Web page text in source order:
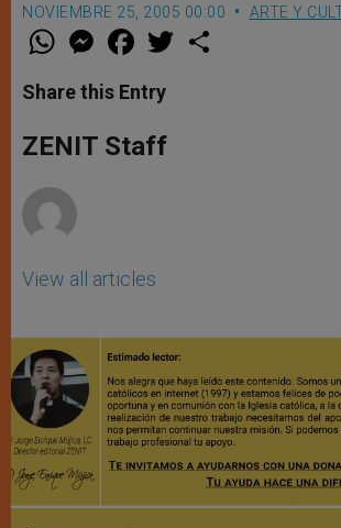
NOVIEMBRE 25, 2005 00:00 ARTE Y
W
t
s
p
p
M
e
s
e
g
e
F
a
e
b
o
k
w
Share this Entry
ZENIT Staff
View all articles